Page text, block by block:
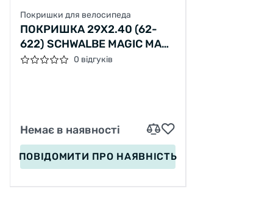
Покришки для велосипеда
ПОКРИШКА 29X2.40 (62-
622) SCHWALBE MAGIC MARY
SUPER GRAVITY TLE B/CL-SK
0 відгуків
Немає в наявності
ПОВІДОМИТИ ПРО НАЯВНІСТЬ